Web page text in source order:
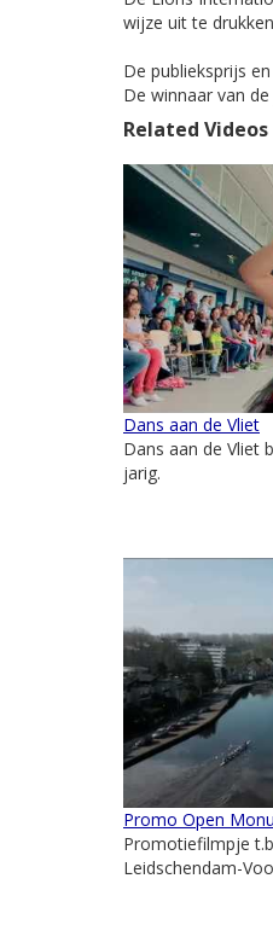
wijze uit te
De publieksprijs
De winnaar van
Related Videos
Dans aan de Vliet
Dans aan de Vliet
jarig.
Promo Open
Promotiefilmpje
Leidschendam-